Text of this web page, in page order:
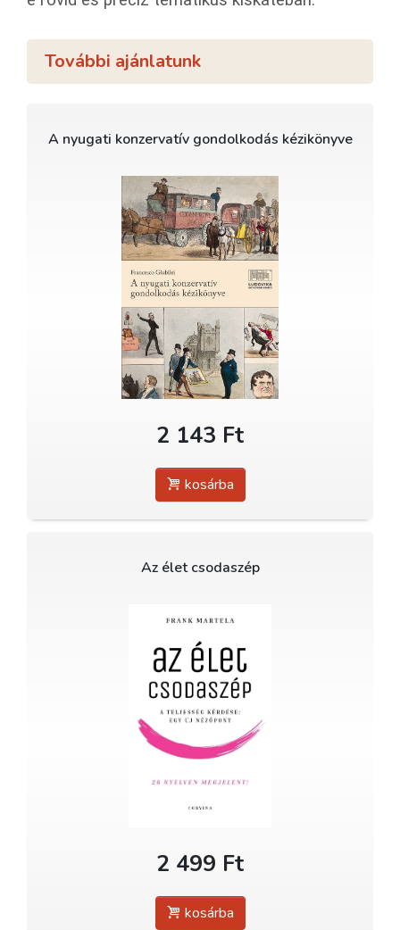
További ajánlatunk
A nyugati konzervatív gondolkodás kézikönyve
2 143 Ft
kosárba
Az élet csodaszép
2 499 Ft
kosárba